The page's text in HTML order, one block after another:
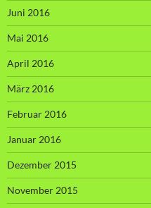
Juni 2016
Mai 2016
April 2016
März 2016
Februar 2016
Januar 2016
Dezember 2015
November 2015